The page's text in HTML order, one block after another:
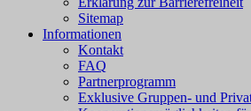
Sitemap
Informationen
Kontakt
FAQ
Partnerprogramm
Exklusive Gruppen- und